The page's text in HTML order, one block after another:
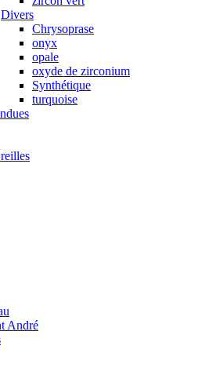
Divers
Chrysoprase
onyx
opale
oxyde de zirconium
Synthétique
turquoise
André